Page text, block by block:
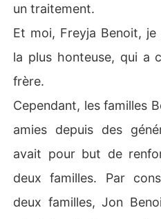
un traitement.
Et moi, Freyja Benoit,
la plus honteuse, qui a
frère.
Cependant, les familles
amies depuis des
avait pour but de
deux familles. Par
deux familles, Jon